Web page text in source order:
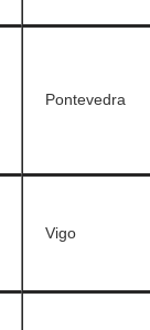
Pontevedra
Vigo